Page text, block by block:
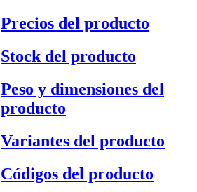
Precios del producto
Stock del producto
Peso y dimensiones del
producto
Variantes del producto
Códigos del producto